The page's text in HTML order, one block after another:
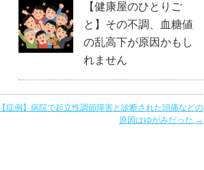
【健康屋のひとりご
と】その不調、血糖値
の乱高下が原因かもし
れません
【症例】病院で起立性調節障害と診断された頭痛などの
原因はゆがみだった →